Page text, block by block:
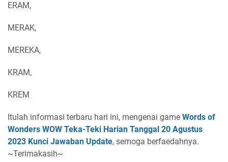
ERAM,
MERAK,
MEREKA,
KRAM,
KREM
Itulah informasi terbaru hari ini, mengenai game Words of
Wonders WOW Teka-Teki Harian Tanggal 20 Agustus
2023 Kunci Jawaban Update, semoga berfaedahnya.
~Terimakasih~